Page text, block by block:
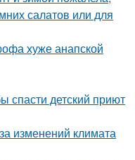
салатов или для
хуже анапской
спасти детский приют
изменений климата